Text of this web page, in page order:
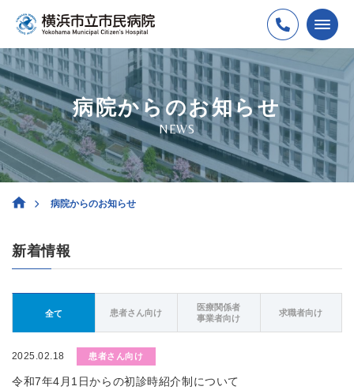
病院からのお知らせ
NEWS
病院からのお知らせ
新着情報
全て 患者さん向け
医療関係者
事業者向け
求職者向け
2025.02.18 患者さん向け
令和7年4月1日からの初診時紹介制について